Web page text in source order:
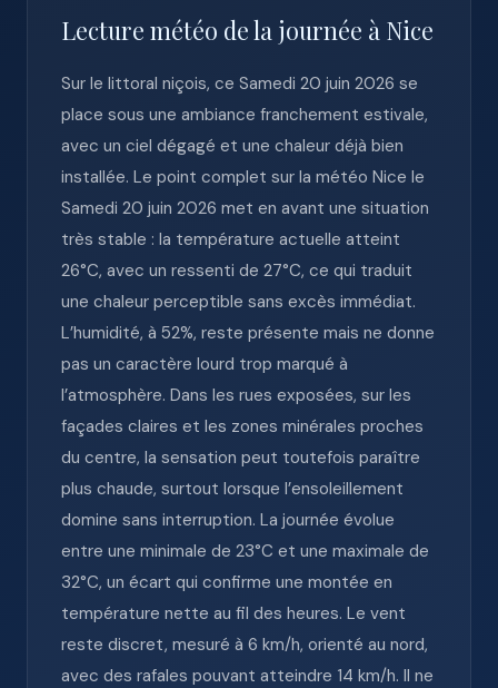
Lecture météo de la journée à Nice
Sur le littoral niçois, ce Samedi 20 juin 2026 se
place sous une ambiance franchement estivale,
avec un ciel dégagé et une chaleur déjà bien
installée. Le point complet sur la météo Nice le
Samedi 20 juin 2026 met en avant une situation
très stable : la température actuelle atteint
26°C, avec un ressenti de 27°C, ce qui traduit
une chaleur perceptible sans excès immédiat.
L’humidité, à 52%, reste présente mais ne donne
pas un caractère lourd trop marqué à
l’atmosphère. Dans les rues exposées, sur les
façades claires et les zones minérales proches
du centre, la sensation peut toutefois paraître
plus chaude, surtout lorsque l’ensoleillement
domine sans interruption. La journée évolue
entre une minimale de 23°C et une maximale de
32°C, un écart qui confirme une montée en
température nette au fil des heures. Le vent
reste discret, mesuré à 6 km/h, orienté au nord,
avec des rafales pouvant atteindre 14 km/h. Il ne